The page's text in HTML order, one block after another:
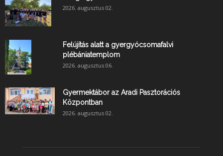
2026. augusztus 02.
Felújítás alatt a gyergyócsomafalvi
plébániatemplom
2026. augusztus 06.
Gyermektábor az Aradi Pasztorációs
Központban
2026. augusztus 02.